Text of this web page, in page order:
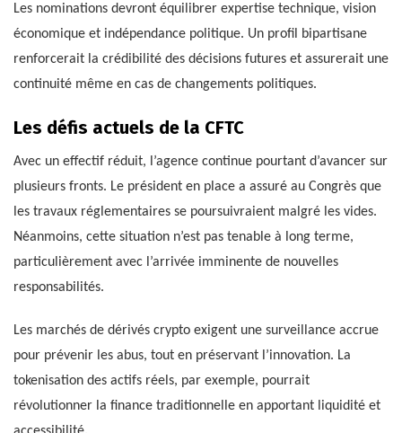
Les nominations devront équilibrer expertise technique, vision
économique et indépendance politique. Un profil bipartisane
renforcerait la crédibilité des décisions futures et assurerait une
continuité même en cas de changements politiques.
Les défis actuels de la CFTC
Avec un effectif réduit, l’agence continue pourtant d’avancer sur
plusieurs fronts. Le président en place a assuré au Congrès que
les travaux réglementaires se poursuivraient malgré les vides.
Néanmoins, cette situation n’est pas tenable à long terme,
particulièrement avec l’arrivée imminente de nouvelles
responsabilités.
Les marchés de dérivés crypto exigent une surveillance accrue
pour prévenir les abus, tout en préservant l’innovation. La
tokenisation des actifs réels, par exemple, pourrait
révolutionner la finance traditionnelle en apportant liquidité et